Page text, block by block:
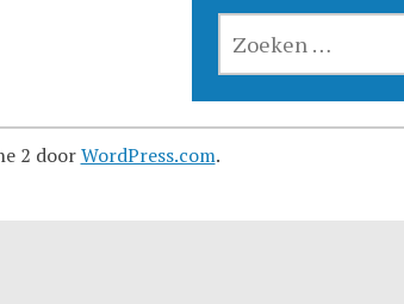
NAAR:
2 doorWordPress.com.